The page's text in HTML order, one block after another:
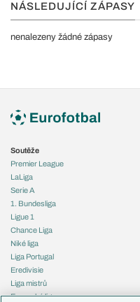
NÁSLEDUJÍCÍ ZÁPASY
nenalezeny žádné zápasy
Soutěže
Premier League
LaLiga
Serie A
1. Bundesliga
Ligue 1
Chance Liga
Niké liga
Liga Portugal
Eredivisie
Liga mistrů
Evropská liga